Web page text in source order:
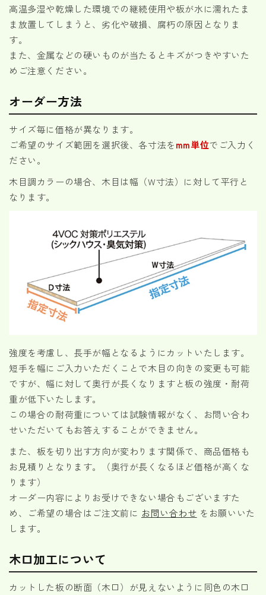
高温多湿や乾燥した環境での継続使用や板が水に濡れたま
ま放置してしまうと、劣化や破損、腐朽の原因となりま
す。
また、金属などの硬いものが当たるとキズがつきやすいた
めご注意ください。
オーダー方法
サイズ毎に価格が異なります。
ご希望のサイズ範囲を選択後、各寸法をmm単位でご入力く
ださい。
木目調カラーの場合、木目は幅（W寸法）に対して平行と
なります。
強度を考慮し、長手が幅となるようにカットいたします。
短手を幅にご入力いただくことで木目の向きの変更も可能
ですが、幅に対して奥行が長くなりますと板の強度・耐荷
重が低下いたします。
この場合の耐荷重については試験情報がなく、お問い合わ
せいただいてもお答えすることができません。
また、板を切り出す方向が変わります関係で、商品価格も
お見積りとなります。（奥行が長くなるほど価格が高くな
ります）
オーダー内容によりお受けできない場合もございますた
め、ご希望の場合はご注文前に お問い合わせ をお願いいた
します。
木口加工について
カットした板の断面（木口）が見えないように同色の木口